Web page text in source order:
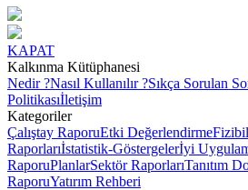
KAPAT
Kalkınma Kütüphanesi
Nedir ?Nasıl Kullanılır ?Sıkça Sorulan
Politikasıİletişim
Kategoriler
Çalıştay RaporuEtki Değerlendirme
Raporlarıİstatistik-Göstergelerİyi
RaporuPlanlarSektör RaporlarıTanıtım
RaporuYatırım Rehberi